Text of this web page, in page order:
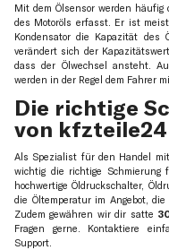
Mit dem Ölsensor werden
des Motoröls erfasst. Er ist
Kondensator die Kapazität des
verändert sich der
dass der Ölwechsel ansteht.
werden in der Regel dem Fahrer
Die richtige
von kfzteile24
Als Spezialist für den Handel
wichtig die richtige
hochwertige Öldruckschalter,
die Öltemperatur im Angebot,
Zudem gewähren wir dir satte
Fragen gerne. Kontaktiere
Support.